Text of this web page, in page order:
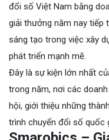
đổi số Việt Nam bằng
giải thưởng năm nay tiếp
sáng tạo trong việc xây
phát triển mạnh mẽ.
Đây là sự kiện lớn nhất
trong năm, nơi các
hội, giới thiệu những
trình chuyển đổi số quốc